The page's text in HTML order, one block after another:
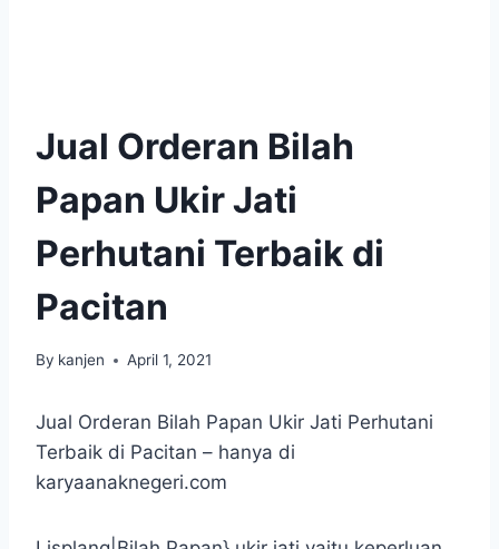
Jual Orderan Bilah
Papan Ukir Jati
Perhutani Terbaik di
Pacitan
By kanjen April 1, 2021
Jual Orderan Bilah Papan Ukir Jati Perhutani
Terbaik di Pacitan – hanya di
karyaanaknegeri.com